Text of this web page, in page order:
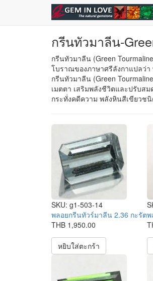
ข้ามไปยังเนื้อหาหลัก
กรีนทัวมาลีน-
กรีนทัวมาลีน (Green
โบราณของภาษาศรีลังกาแปลว่า
กรีนทัวมาลีน (Green
เมตตา เสริมพลังชีวิตและปรับส
กระทั่งคดีความ พลังหินสีเขียวช
SKU: g1-503-14
พลอยกรีนทัวร์มาลีน 2.36 กะรัต
THB 1,950.00
หยิบใส่ตะกร้า
พ